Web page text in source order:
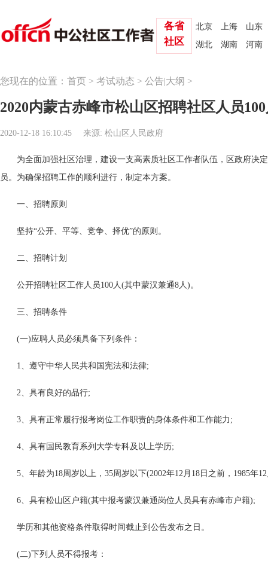
北京 上海
山东
湖北
湖南 河南
各省
社区
您现在的位置： 首页 > 考试动态 > 公告|大纲 >
2020内蒙古赤峰市松山区招聘社区人员
2020-12-18 16:10:45 来源: 松山区人民政府
为全面加强社区治理，建设一支高素质社区工作者队伍，区政府决
员。为确保招聘工作的顺利进行，制定本方案。
一、招聘原则
坚持“公开、平等、竞争、择优”的原则。
二、招聘计划
公开招聘社区工作人员100人(其中蒙汉兼通8人)。
三、招聘条件
(一)应聘人员必须具备下列条件：
1、遵守中华人民共和国宪法和法律;
2、具有良好的品行;
3、具有正常履行报考岗位工作职责的身体条件和工作能力;
4、具有国民教育系列大学专科及以上学历;
5、年龄为18周岁以上，35周岁以下(2002年12月18日之前，1985年
6、具有松山区户籍(其中报考蒙汉兼通岗位人员具有赤峰市户籍);
学历和其他资格条件取得时间截止到公告发布之日。
(二)下列人员不得报考：